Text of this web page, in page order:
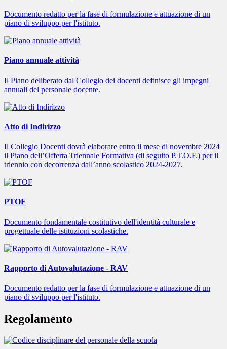
Documento redatto per la fase di formulazione e attuazione di un
piano di sviluppo per l'istituto.
Piano annuale attività
Il Piano deliberato dal Collegio dei docenti definisce gli impegni
annuali del personale docente.
Atto di Indirizzo
Il Collegio Docenti dovrà elaborare entro il mese di novembre 2024
il Piano dell’Offerta Triennale Formativa (di seguito P.T.O.F.) per il
triennio con decorrenza dall’anno scolastico 2024-2027.
PTOF
Documento fondamentale costitutivo dell'identità culturale e
progettuale delle istituzioni scolastiche.
Rapporto di Autovalutazione - RAV
Documento redatto per la fase di formulazione e attuazione di un
piano di sviluppo per l'istituto.
Regolamento